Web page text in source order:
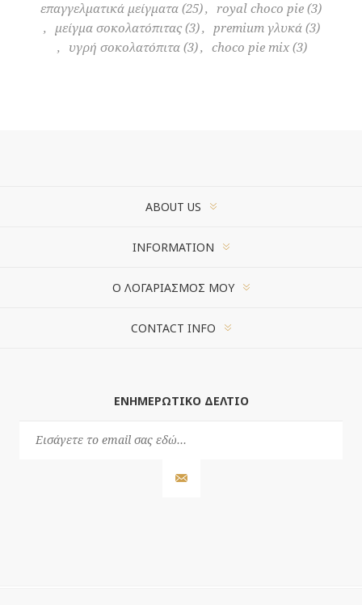
επαγγελματικά μείγματα (25), royal choco pie (3)
,
μείγμα σοκολατόπιτας (3), premium γλυκά (3)
,
υγρή σοκολατόπιτα (3), choco pie mix (3)
ABOUT US
INFORMATION
Ο ΛΟΓΑΡΙΑΣΜΌΣ ΜΟΥ
CONTACT INFO
ΕΝΗΜΕΡΩΤΙΚΌ ΔΕΛΤΊΟ